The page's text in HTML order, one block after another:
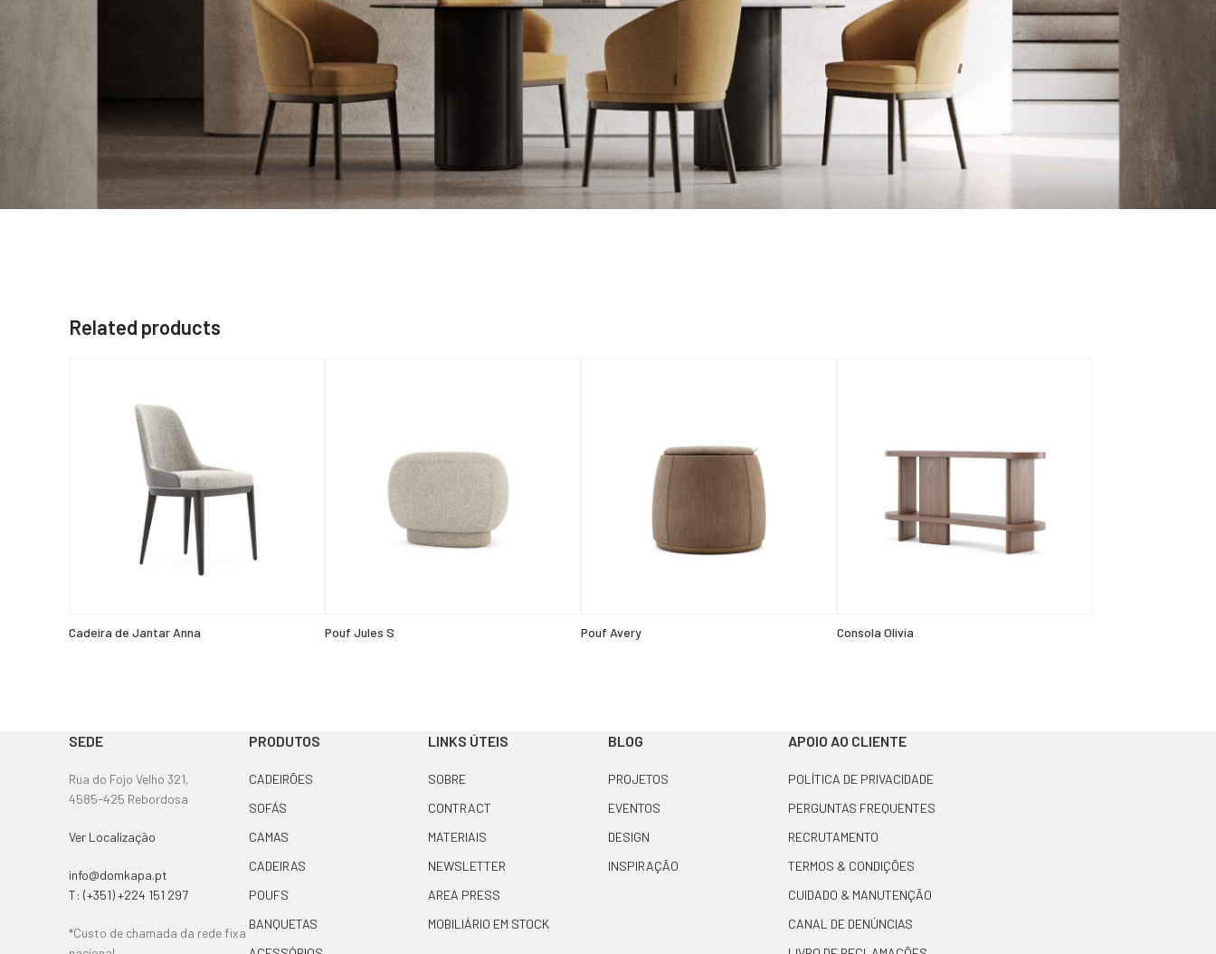
Related products
Cadeira de Jantar Anna Pouf Jules S Pouf Avery Consola Olivia
SEDE
Rua do Fojo Velho 321,
4585-425 Rebordosa
Ver Localização
info@domkapa.pt
T: (+351) +224 151 297
*Custo de chamada da rede fixa
PRODUTOS
CADEIRÕES
SOFÁS
CAMAS
CADEIRAS
POUFS
BANQUETAS
LINKS ÚTEIS
SOBRE
CONTRACT
MATERIAIS
NEWSLETTER
AREA PRESS
MOBILIÁRIO EM STOCK
BLOG
PROJETOS
EVENTOS
DESIGN
INSPIRAÇÃO
APOIO AO CLIENTE
POLÍTICA DE PRIVACIDADE
PERGUNTAS FREQUENTES
RECRUTAMENTO
TERMOS & CONDIÇÕES
CUIDADO & MANUTENÇÃO
CANAL DE DENÚNCIAS